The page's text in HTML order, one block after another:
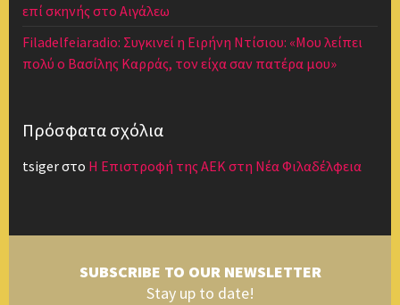
επί σκηνής στο Αιγάλεω
Filadelfeiaradio: Συγκινεί η Ειρήνη Ντίσιου: «Μου λείπει
πολύ ο Βασίλης Καρράς, τον είχα σαν πατέρα μου»
Πρόσφατα σχόλια
tsigerστο Η Επιστροφή της ΑΕΚ στη Νέα Φιλαδέλφεια
SUBSCRIBE TO OUR NEWSLETTER
Stay up to date!